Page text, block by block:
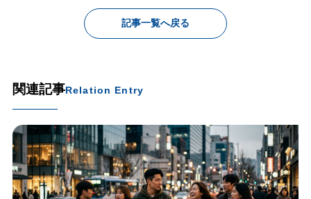
記事一覧へ戻る
関連記事Relation Entry